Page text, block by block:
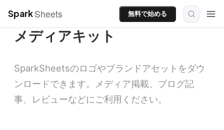
SparkSheets 無料で始める
メディアキット
SparkSheetsのロゴやブランドアセットをダウ
ンロードできます。メディア掲載、ブログ記
事、レビューなどにご利用ください。